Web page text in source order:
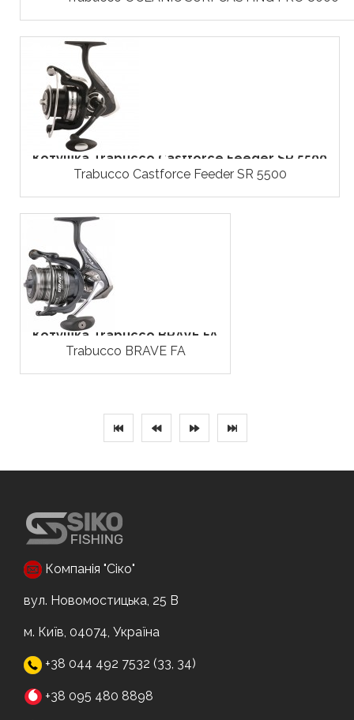
Котушка Trabucco Castforce Feeder SR 5500
Trabucco Castforce Feeder SR 5500
Котушка Trabucco BRAVE FA
Trabucco BRAVE FA
Компанія "Сіко"
вул. Новомостицька, 25 В
м. Київ, 04074, Україна
+38 044 492 7532 (33, 34)
+38 095 480 8898